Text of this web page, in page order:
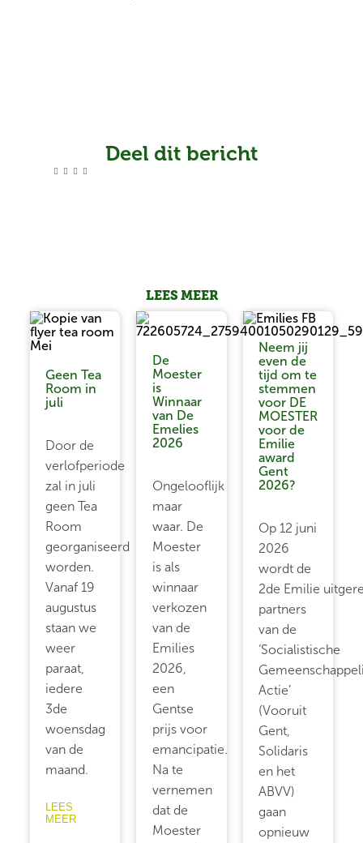
Deel dit bericht
LEES MEER
Geen Tea
Room in
juli
Door de
verlofperiode
zal in juli
geen Tea
Room
georganiseerd
worden.
Vanaf 19
augustus
staan we
weer
paraat,
iedere
3de
woensdag
van de
maand.
LEES
MEER
De
Moester
is
Winnaar
van De
Emelies
2026
Ongelooflijk
maar
waar. De
Moester
is als
winnaar
verkozen
van de
Emilies
2026,
een
Gentse
prijs voor
emancipatie.
Na te
vernemen
dat de
Moester
Neem jij
even de
tijd om te
stemmen
voor DE
MOESTER
voor de
Emilie
award
Gent
2026?
Op 12 juni
2026
wordt de
2de Emilie
partners
van de
‘Socialistische
Actie’
(Vooruit
Gent,
Solidaris
en het
ABVV)
gaan
opnieuw